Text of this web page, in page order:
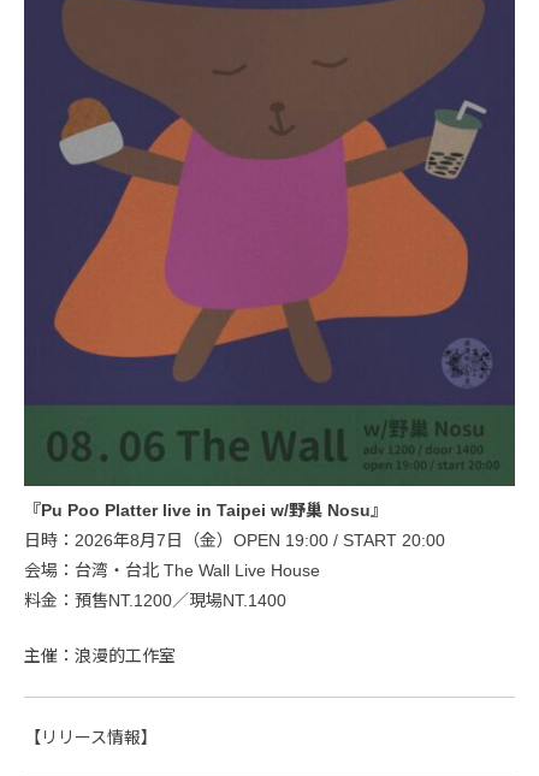
『Pu Poo Platter live in Taipei w/野巢 Nosu』
日時：2026年8月7日（金）OPEN 19:00 / START 20:00
会場：台湾・台北 The Wall Live House
料金：預售NT.1200／現場NT.1400
主催：浪漫的工作室
【リリース情報】